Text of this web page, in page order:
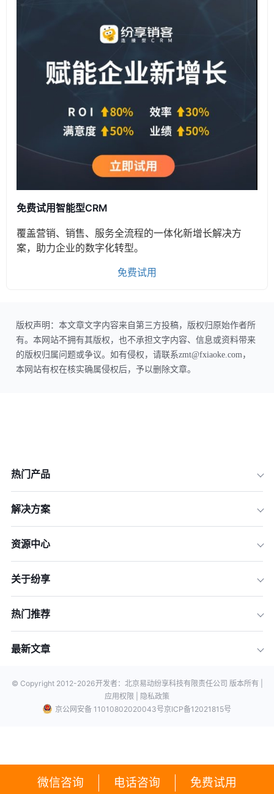
微信咨询 电话咨询 免费试用
免费试用智能型CRM
覆盖营销、销售、服务全流程的一体化新增长解决方
案，助力企业的数字化转型。
免费试用
版权声明：本文章文字内容来自第三方投稿，版权归原始作者所
有。本网站不拥有其版权，也不承担文字内容、信息或资料带来
的版权归属问题或争议。如有侵权，请联系zmt@fxiaoke.com，
本网站有权在核实确属侵权后，予以删除文章。
热门产品
解决方案
资源中心
关于纷享
热门推荐
最新文章
© Copyright 2012-2026开发者：北京易动纷享科技有限责任公司 版本所有 |
应用权限 |
隐私政策
京公网安备 11010802020043号京ICP备12021815号